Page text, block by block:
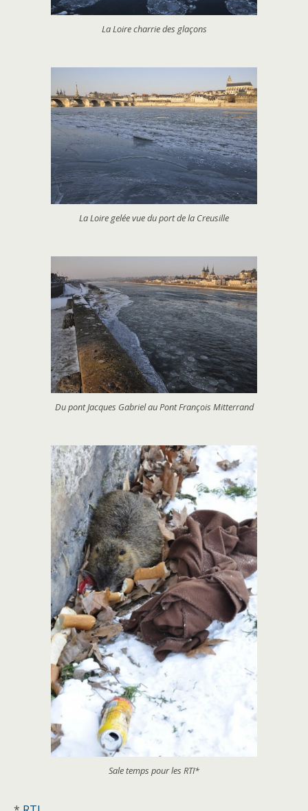
La Loire charrie des glaçons
La Loire gelée vue du port de la Creusille
Du pont Jacques Gabriel au Pont François Mitterrand
Sale temps pour les RTI*